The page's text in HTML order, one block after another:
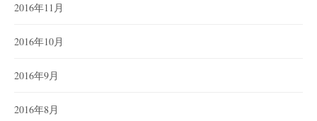
2016年11月
2016年10月
2016年9月
2016年8月